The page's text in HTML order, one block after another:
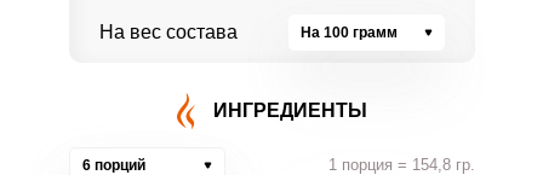
На вес состава На 100 грамм
ИНГРЕДИЕНТЫ
6 порций 1 порция = 154,8 гр.